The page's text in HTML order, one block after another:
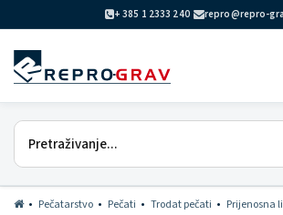
+ 385 1 2333 240 repro@repro-
Pečatarstvo Pečati Trodat pečati Prijenosna